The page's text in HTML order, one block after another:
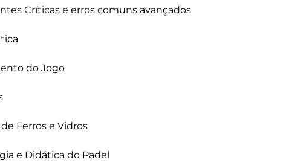
Críticas e erros comuns avançados
do Jogo
de Ferros e Vidros
e Didática do Padel